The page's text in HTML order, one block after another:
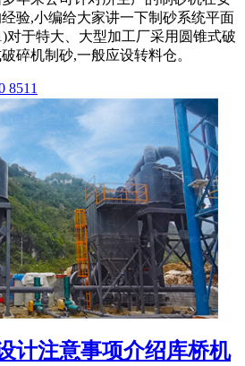
验,小编给大家讲一下制砂系统平面
对于特大、大型加工厂采用圆锥式破
碎机制砂,一般应设转料仓。
8511
计注意事项介绍库桥机